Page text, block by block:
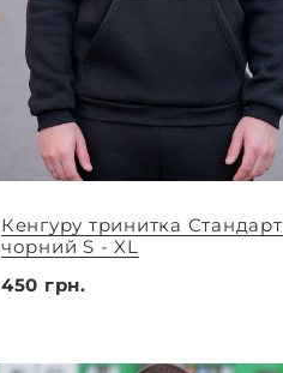
Кенгуру тринитка Стандарт
чорний S - XL
450 грн.